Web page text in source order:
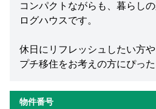
コンパクトながらも、暮らし
ログハウスです。
休日にリフレッシュしたい方
プチ移住をお考えの方にぴった
物件番号